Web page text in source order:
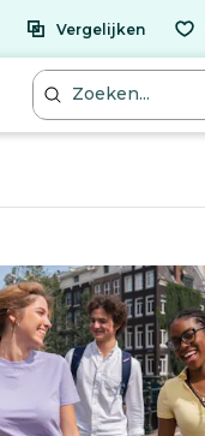
Vergelijken